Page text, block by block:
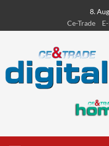
content
8.
Ce-Trade